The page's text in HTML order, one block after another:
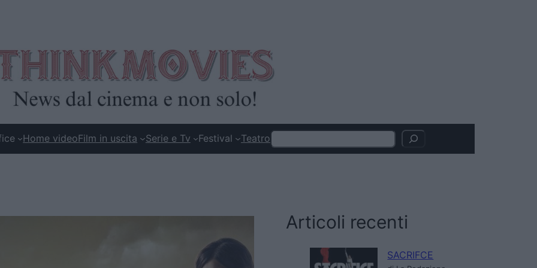
Home videoFilm in uscita Serie e Tv Festival TeatroSearch
Articoli recenti
SACRIFCE